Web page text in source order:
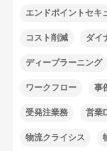
エンドポイントセキ
コスト削減 ダイ
ディープラーニング
ワークフロー 事
受発注業務 営業
物流クライシス